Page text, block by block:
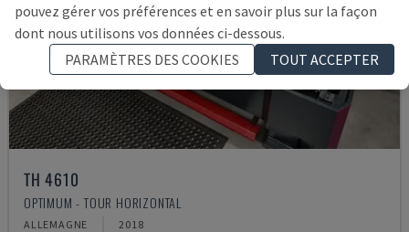
TH 4610
OPTIMUM - TOUR HORIZONTAL
ALLEMAGNE 2018
pouvez gérer vos préférences et en savoir plus sur la façon
dont nous utilisons vos données ci-dessous.
PARAMÈTRES DES COOKIES
TOUT ACCEPTER